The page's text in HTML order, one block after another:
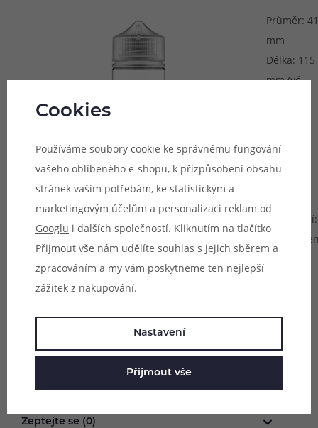
Průměr: 41
mm
Délka: 115
mm (vč.
provedení:
Balení obsahuje 1ks kompletní lahvičky vč. kapátka
a uzávěru.
Parametry
Zeptejte se (0)
Cookies
Používáme soubory cookie ke správnému fungování
vašeho oblíbeného e-shopu, k přizpůsobení obsahu
stránek vašim potřebám, ke statistickým a
marketingovým účelům a personalizaci reklam od
Googlu i dalších společností. Kliknutím na tlačítko
Přijmout vše nám udělíte souhlas s jejich sběrem a
zpracováním a my vám poskytneme ten nejlepší
zážitek z nakupování.
Nastavení
Přijmout vše